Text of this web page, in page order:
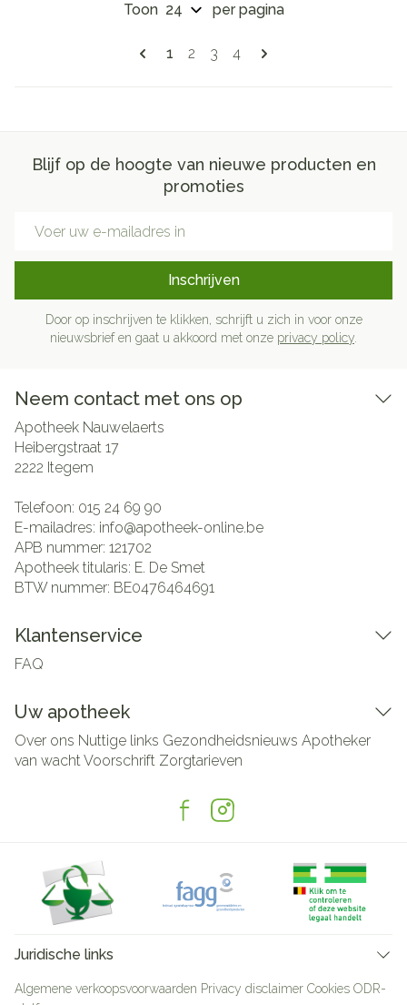
Pagina's
U lees momenteel pagina
1 Pagina
2 Pagina
3 Pagina
4
Toon per pagina
Blijf op de hoogte van nieuwe producten en
promoties
Inschrijven
Door op inschrijven te klikken, schrijft u zich in voor onze
nieuwsbrief en gaat u akkoord met onze privacy policy
Neem contact met ons op
Apotheek Nauwelaerts
Heibergstraat 17
2222 Itegem
Telefoon: 015 24 69 90
E-mailadres: info@apotheek-online.be
APB nummer: 121702
Apotheek titularis: E. De Smet
BTW nummer: BE0476464691
Klantenservice
FAQ
Uw apotheek
Over ons Nuttige links Gezondheidsnieuws Apotheker
van wachtVoorschrift Zorgtarieven
Juridische links
Algemene verkoopsvoorwaarden Privacy disclaimer Cookies ODR-